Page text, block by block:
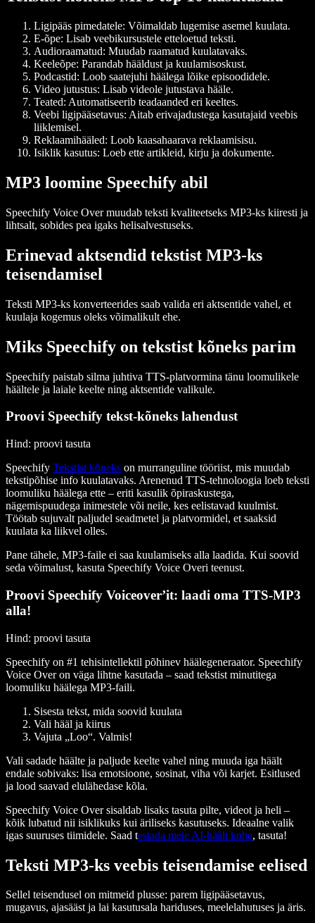
Ligipääs pimedatele: Võimaldab lugemise asemel kuulata.
E-õpe: Lisab veebikursustele etteloetud teksti.
Audioraamatud: Muudab raamatud kuulatavaks.
Keeleõpe: Parandab hääldust ja kuulamisoskust.
Podcastid: Loob saatejuhi häälega lõike episoodidele.
Video jutustus: Lisab videole jutustava hääle.
Teated: Automatiseerib teadaanded eri keeltes.
Veebi ligipääsetavus: Aitab erivajadustega kasutajaid veebis
liiklemisel.
Reklaamihääled: Loob kaasahaarava reklaamisisu.
Isiklik kasutus: Loeb ette artikleid, kirju ja dokumente.
MP3 loomine Speechify abil
Speechify Voice Over muudab teksti kvaliteetseks MP3-ks kiiresti ja
lihtsalt, sobides pea igaks helisalvestuseks.
Erinevad aktsendid tekstist MP3-ks
teisendamisel
Teksti MP3-ks konverteerides saab valida eri aktsentide vahel, et
kuulaja kogemus oleks võimalikult ehe.
Miks Speechify on tekstist kõneks parim
Speechify paistab silma juhtiva TTS-platvormina tänu loomulikele
häältele ja laiale keelte ning aktsentide valikule.
Proovi Speechify tekst-kõneks lahendust
Hind: proovi tasuta
Speechify Tekstist kõneks on murranguline tööriist, mis muudab
tekstipõhise info kuulatavaks. Arenenud TTS-tehnoloogia loeb teksti
loomuliku häälega ette – eriti kasulik õpiraskustega,
nägemispuudega inimestele või neile, kes eelistavad kuulmist.
Töötab sujuvalt paljudel seadmetel ja platvormidel, et saaksid
kuulata ka liikvel olles.
Pane tähele, MP3-faile ei saa kuulamiseks alla laadida. Kui soovid
seda võimalust, kasuta Speechify Voice Overi teenust.
Proovi Speechify Voiceover’it: laadi oma TTS-MP3
alla!
Hind: proovi tasuta
Speechify on #1 tehisintellektil põhinev häälegeneraator. Speechify
Voice Over on väga lihtne kasutada – saad tekstist minutitega
loomuliku häälega MP3-faili.
Sisesta tekst, mida soovid kuulata
Vali hääl ja kiirus
Vajuta „Loo“. Valmis!
Vali sadade häälte ja paljude keelte vahel ning muuda iga häält
endale sobivaks: lisa emotsioone, sosinat, viha või karjet. Esitlused
ja lood saavad elulähedase kõla.
Speechify Voice Over sisaldab lisaks tasuta pilte, videot ja heli –
kõik lubatud nii isiklikuks kui äriliseks kasutuseks. Ideaalne valik
igas suuruses tiimidele. Saad testada meie AI-häält kohe, tasuta!
Teksti MP3-ks veebis teisendamise eelised
Sellel teisendusel on mitmeid plusse: parem ligipääsetavus,
mugavus, ajasääst ja lai kasutusala hariduses, meelelahutuses ja äris.